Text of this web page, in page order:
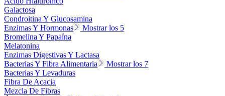
Galactosa
Condroitina Y Glucosamina
Enzimas Y Hormonas
Mostrar los 5
Bromelina Y Papaína
Melatonina
Enzimas Digestivas Y Lactasa
Bacterias Y Fibra Alimentaria
Mostrar los 7
Bacterias Y Levaduras
Fibra De Acacia
Mezcla De Fibras